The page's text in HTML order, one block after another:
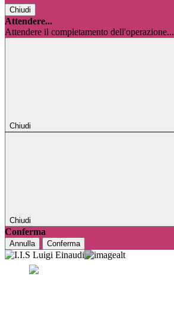
Chiudi
Attendere...
Attendere il completamento dell'operazione...
Chiudi
Chiudi
Conferma
Annulla Conferma